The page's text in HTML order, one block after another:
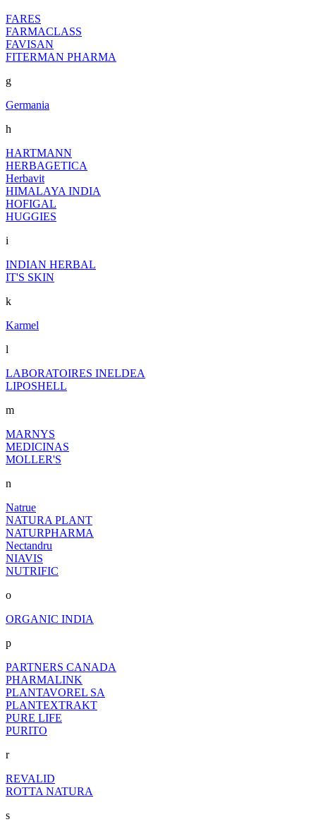
FARES
FARMACLASS
FAVISAN
FITERMAN PHARMA
g
Germania
h
HARTMANN
HERBAGETICA
Herbavit
HIMALAYA INDIA
HOFIGAL
HUGGIES
i
INDIAN HERBAL
IT'S SKIN
k
Karmel
l
LABORATOIRES INELDEA
LIPOSHELL
m
MARNYS
MEDICINAS
MOLLER'S
n
Natrue
NATURA PLANT
NATURPHARMA
Nectandru
NIAVIS
NUTRIFIC
o
ORGANIC INDIA
p
PARTNERS CANADA
PHARMALINK
PLANTAVOREL SA
PLANTEXTRAKT
PURE LIFE
PURITO
r
REVALID
ROTTA NATURA
s